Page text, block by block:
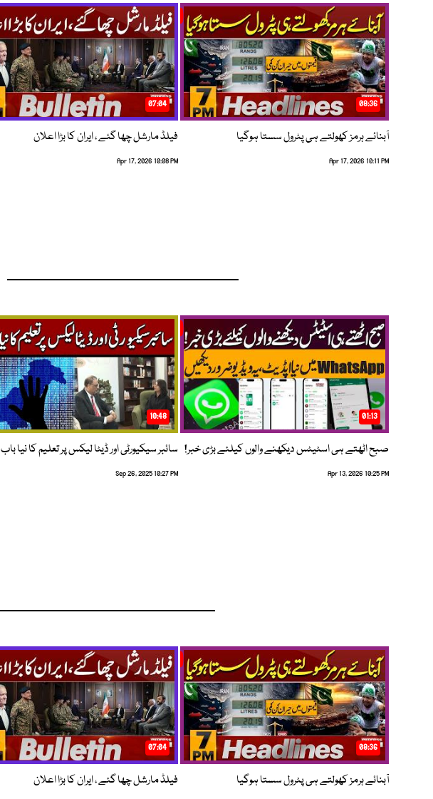
08:36
آبنائے ہرمز کھولتے ہی پٹرول سستا ہوگیا
Apr 17, 2026 10:11 PM
07:04
فیلڈ مارشل چھا گئے ، ایران کا بڑا اعلان
Apr 17, 2026 10:08 PM
01:13
صبح اٹھتے ہی اسٹیٹس دیکھنے والوں کیلئے بڑی خبر!
Apr 13, 2026 10:25 PM
10:48
سائبر سیکیورٹی اور ڈیٹا لیکس پر تعلیم کا نیا باب
Sep 26, 2025 10:27 PM
08:36
آبنائے ہرمز کھولتے ہی پٹرول سستا ہوگیا
07:04
فیلڈ مارشل چھا گئے ، ایران کا بڑا اعلان